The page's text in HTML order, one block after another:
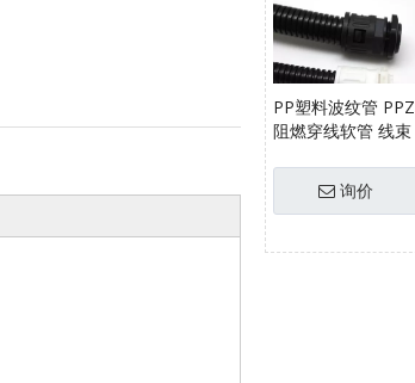
PP塑料波纹管 PPZ
阻燃穿线软管 线束
询价